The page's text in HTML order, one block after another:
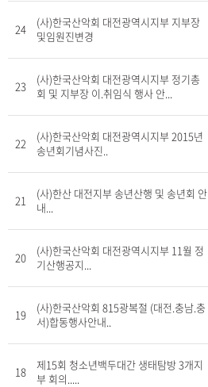
24
(사)한국산악회 대전광역시지부 지부장
및임원진변경
23
(사)한국산악회 대전광역시지부 정기총
회 및 지부장 이.취임식 행사 안...
22
(사)한국산악회 대전광역시지부 2015년
송년회기념사진..
21
(사)한산 대전지부 송년산행 및 송년회 안
내...
20
(사)한국산악회 대전광역시지부 11월 정
기산행공지...
19
(사)한국산악회 815광복절 (대전.충남.충
서)합동행사안내..
18
제15회 청소년백두대간 생태탐방 3개지
부 회의.....